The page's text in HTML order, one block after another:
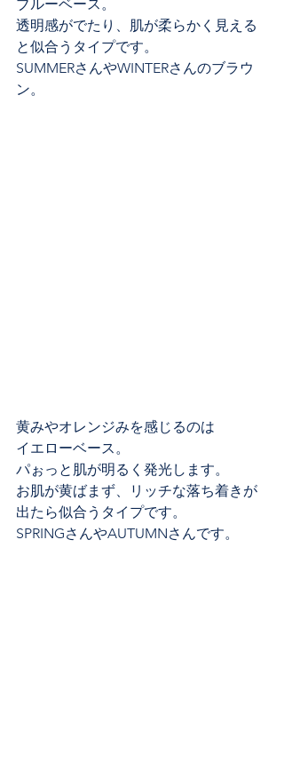
ブルーベース。
透明感がでたり、肌が柔らかく見える
と似合うタイプです。
SUMMERさんやWINTERさんのブラウ
ン。
黄みやオレンジみを感じるのは
イエローベース。
パぉっと肌が明るく発光します。
お肌が黄ばまず、リッチな落ち着きが
出たら似合うタイプです。
SPRINGさんやAUTUMNさんです。